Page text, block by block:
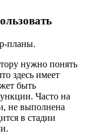
планы.
нужно понять
здесь имеет
быть
Часто на
не выполнена
в стадии